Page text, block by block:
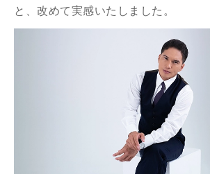
と、改めて実感いたしました。